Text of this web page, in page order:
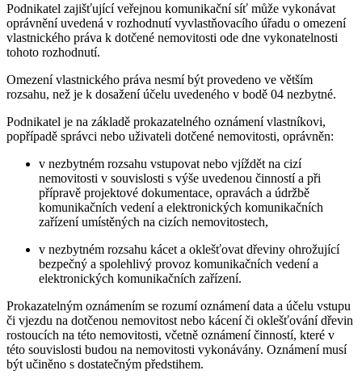
Podnikatel zajišťující veřejnou komunikační síť může vykonávat
oprávnění uvedená v rozhodnutí vyvlastňovacího úřadu o omezení
vlastnického práva k dotčené nemovitosti ode dne vykonatelnosti
tohoto rozhodnutí.
Omezení vlastnického práva nesmí být provedeno ve větším
rozsahu, než je k dosažení účelu uvedeného v bodě 04 nezbytné.
Podnikatel je na základě prokazatelného oznámení vlastníkovi,
popřípadě správci nebo uživateli dotčené nemovitosti, oprávněn:
v nezbytném rozsahu vstupovat nebo vjíždět na cizí
nemovitosti v souvislosti s výše uvedenou činností a při
přípravě projektové dokumentace, opravách a údržbě
komunikačních vedení a elektronických komunikačních
zařízení umístěných na cizích nemovitostech,
v nezbytném rozsahu kácet a oklešťovat dřeviny ohrožující
bezpečný a spolehlivý provoz komunikačních vedení a
elektronických komunikačních zařízení.
Prokazatelným oznámením se rozumí oznámení data a účelu vstupu
či vjezdu na dotčenou nemovitost nebo kácení či oklešťování dřevin
rostoucích na této nemovitosti, včetně oznámení činností, které v
této souvislosti budou na nemovitosti vykonávány. Oznámení musí
být učiněno s dostatečným předstihem.